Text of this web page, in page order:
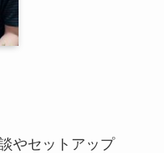
やセットアップ